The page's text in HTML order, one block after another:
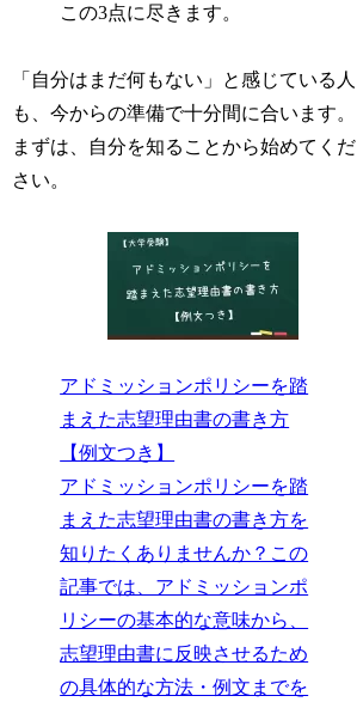
この3点に尽きます。
「自分はまだ何もない」と感じている人
も、今からの準備で十分間に合います。
まずは、自分を知ることから始めてくだ
さい。
アドミッションポリシーを踏
まえた志望理由書の書き方
【例文つき】
アドミッションポリシーを踏
まえた志望理由書の書き方を
知りたくありませんか？この
記事では、アドミッションポ
リシーの基本的な意味から、
志望理由書に反映させるため
の具体的な方法・例文までを